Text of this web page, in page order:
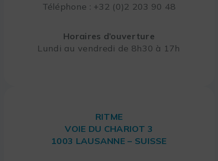
Téléphone : +32 (0)2 203 90 48
Horaires d’ouverture
Lundi au vendredi de 8h30 à 17h
RITME
VOIE DU CHARIOT 3
1003 LAUSANNE – SUISSE